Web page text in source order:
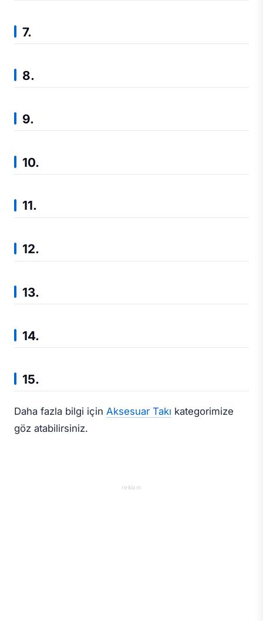
7.
8.
9.
10.
11.
12.
13.
14.
15.
Daha fazla bilgi için Aksesuar Takı kategorimize
göz atabilirsiniz.
reklam